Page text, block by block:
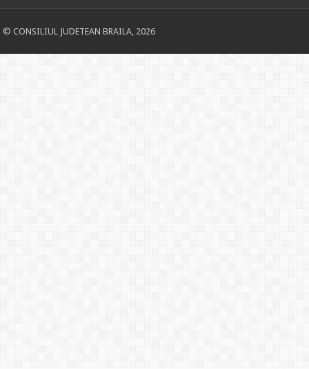
© CONSILIUL JUDETEAN BRAILA, 2026